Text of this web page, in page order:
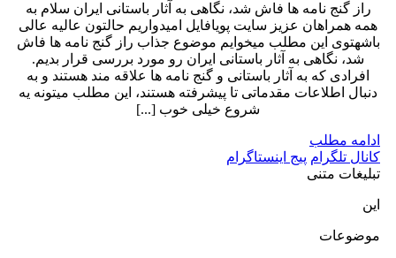
راز گنج نامه ها فاش شد، نگاهی به آثار باستانی ایران سلام به
همه همراهان عزیز سایت پویافایل امیدواریم حالتون عالیه عالی
باشهتوی این مطلب میخوایم موضوع جذاب راز گنج نامه ها فاش
شد، نگاهی به آثار باستانی ایران رو مورد بررسی قرار بدیم.
افرادی که به آثار باستانی و گنج نامه ها علاقه مند هستند و به
دنبال اطلاعات مقدماتی تا پیشرفته هستند، این مطلب میتونه یه
شروع خیلی خوب [...]
ادامه مطلب
کانال تلگرام پیج اینستاگرام
تبلیغات متنی
این
موضوعات